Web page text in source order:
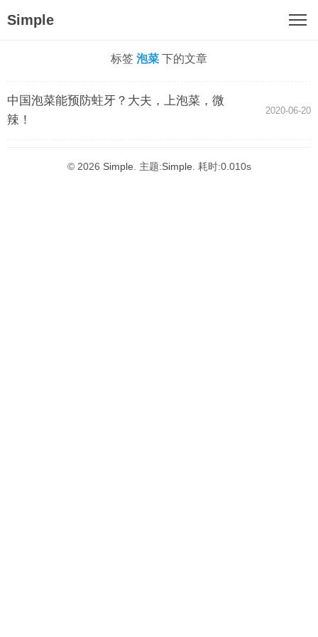
Simple
标签 泡菜 下的文章
中国泡菜能预防蛀牙？大夫，上泡菜，微
辣！
2020-06-20
© 2026 Simple . 主题:Simple . 耗时:0.010s